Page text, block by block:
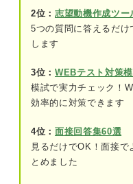
アピール力を
ットで考えよう
①企業
るか
②長所
2位： 志望動機作成ツー
5つの質問に答えるだ
します
3位： WEBテスト対策
模試で実力チェック！
効率的に対策できます
4位： 面接回答集60選
見るだけでOK！面接で
とめました